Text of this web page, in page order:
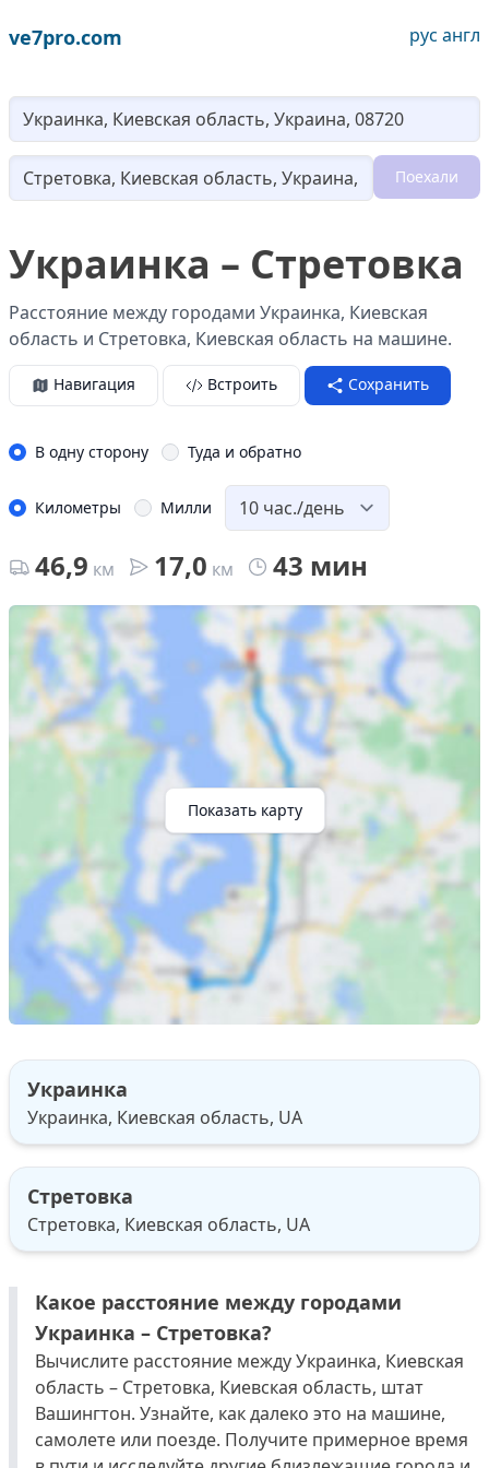
ve7pro.com рус англ
Loading...
Поехали
Украинка – Стретовка
Расстояние между городами Украинка, Киевская
область и Стретовка, Киевская область на машине.
Навигация Встроить Сохранить
В одну сторону Туда и обратно
Километры Милли
46,9 км 17,0 км 43 мин
Показать карту
Украинка
Украинка, Киевская область, UA
Стретовка
Стретовка, Киевская область, UA
Какое расстояние между городами
Украинка – Стретовка?
Вычислите расстояние между Украинка, Киевская
область – Стретовка, Киевская область, штат
Вашингтон. Узнайте, как далеко это на машине,
самолете или поезде. Получите примерное время